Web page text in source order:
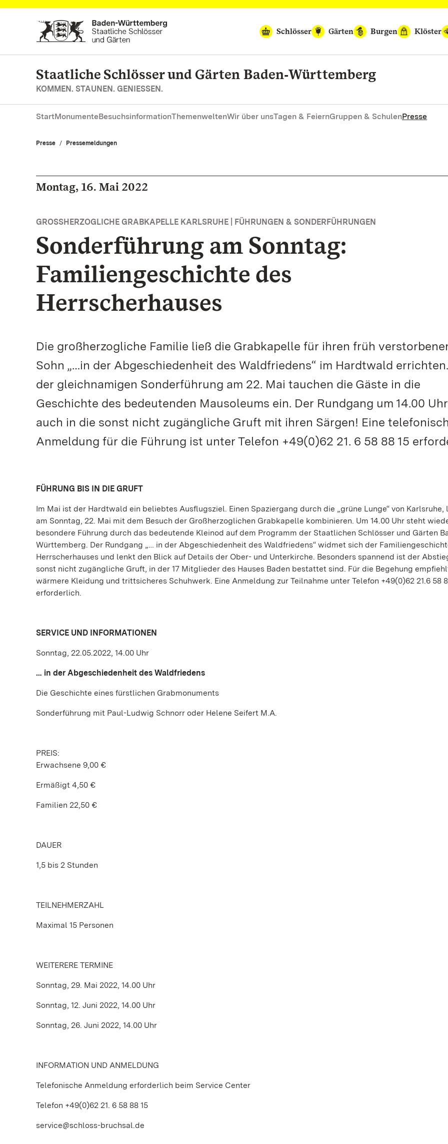
Zum Hauptinhalt springen
Schlösser
Gärten Burgen Klöster
Staatliche Schlösser und Gärten Baden‑Württemberg
KOMMEN. STAUNEN. GENIESSEN.
StartMonumenteBesuchsinformationThemenweltenWir über unsTagen & FeiernGruppen & SchulenPresse
Presse Pressemeldungen
Montag, 16. Mai 2022
GROSSHERZOGLICHE GRABKAPELLE KARLSRUHE | FÜHRUNGEN & SONDERFÜHRUNGEN
Sonderführung am Sonntag:
Familiengeschichte des
Herrscherhauses
Die großherzogliche Familie ließ die Grabkapelle für ihren früh
Sohn „…in der Abgeschiedenheit des Waldfriedens“ im Hardtwald
der gleichnamigen Sonderführung am 22. Mai tauchen die Gäste in die
Geschichte des bedeutenden Mausoleums ein. Der Rundgang um 14.00
auch in die sonst nicht zugängliche Gruft mit ihren Särgen! Eine
Anmeldung für die Führung ist unter Telefon +49(0)62 21. 6 58 88 15
FÜHRUNG BIS IN DIE GRUFT
Im Mai ist der Hardtwald ein beliebtes Ausflugsziel. Einen Spaziergang durch die „grüne Lunge“ von Karlsruhe,
am Sonntag, 22. Mai mit dem Besuch der Großherzoglichen Grabkapelle kombinieren. Um 14.00 Uhr steht
besondere Führung durch das bedeutende Kleinod auf dem Programm der Staatlichen Schlösser und Gärten
Württemberg. Der Rundgang „… in der Abgeschiedenheit des Waldfriedens“ widmet sich der
Herrscherhauses und lenkt den Blick auf Details der Ober- und Unterkirche. Besonders spannend ist der
sonst nicht zugängliche Gruft, in der 17 Mitglieder des Hauses Baden bestattet sind. Für die Begehung
wärmere Kleidung und trittsicheres Schuhwerk. Eine Anmeldung zur Teilnahme unter Telefon +49(0)62 21.6 58
erforderlich.
SERVICE UND INFORMATIONEN
Sonntag, 22.05.2022, 14.00 Uhr
… in der Abgeschiedenheit des Waldfriedens
Die Geschichte eines fürstlichen Grabmonuments
Sonderführung mit Paul-Ludwig Schnorr oder Helene Seifert M.A.
PREIS:
Erwachsene 9,00 €
Ermäßigt 4,50 €
Familien 22,50 €
DAUER
1,5 bis 2 Stunden
TEILNEHMERZAHL
Maximal 15 Personen
WEITERERE TERMINE
Sonntag, 29. Mai 2022, 14.00 Uhr
Sonntag, 12. Juni 2022, 14.00 Uhr
Sonntag, 26. Juni 2022, 14.00 Uhr
INFORMATION UND ANMELDUNG
Telefonische Anmeldung erforderlich beim Service Center
Telefon +49(0)62 21. 6 58 88 15
service@schloss-bruchsal.de